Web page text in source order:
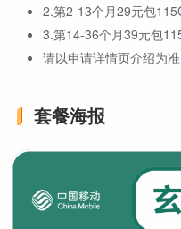
2.第2-13个月29元包
3.第14-36个月39元包
请以申请详情页介绍为准
套餐海报